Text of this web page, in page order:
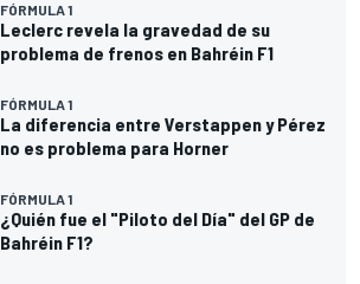
FÓRMULA 1
Leclerc revela la gravedad de su
problema de frenos en Bahréin F1
FÓRMULA 1
La diferencia entre Verstappen y Pérez
no es problema para Horner
FÓRMULA 1
¿Quién fue el "Piloto del Día" del GP de
Bahréin F1?